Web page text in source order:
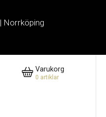
| Norrköping
Varukorg
0 artiklar